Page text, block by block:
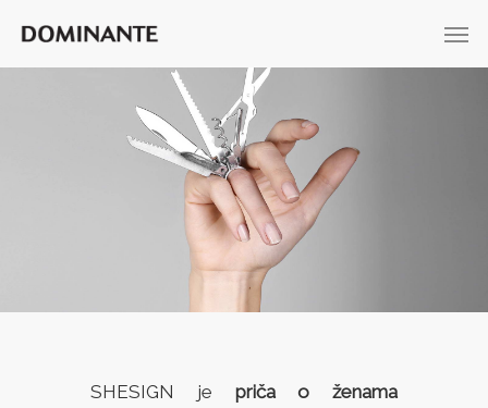
SHESIGN je priča o ženama